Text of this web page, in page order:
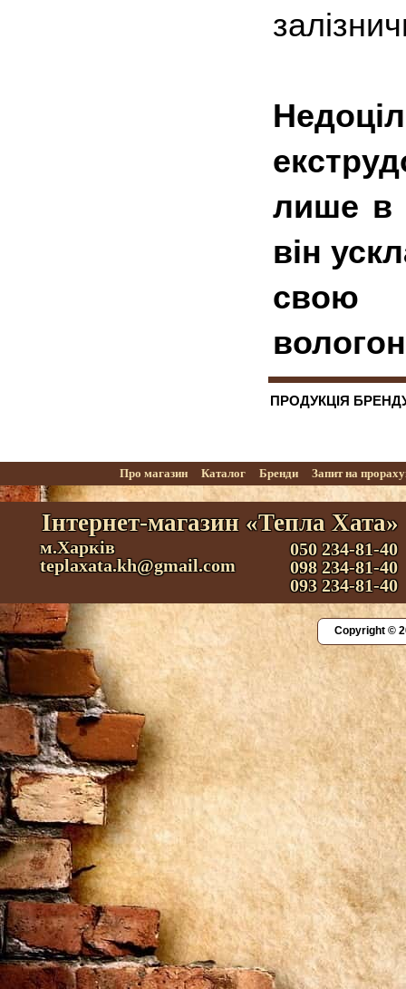
лише в
він
ПРОДУКЦІЯ БРЕНДУ
Про магазин Каталог Бренди Запит на
Інтернет-магазин «Тепла Хата»
м.Харків
teplaxata.kh@gmail.com
050 234-81-40
098 234-81-40
093 234-81-40
Copyright ©